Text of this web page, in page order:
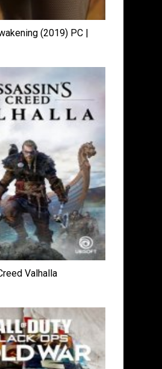
(2019) PC |
Valhalla